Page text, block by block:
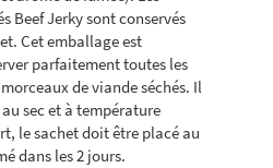
Beef Jerky sont conservés
Cet emballage est
parfaitement toutes les
de viande séchés. Il
sec et à température
le sachet doit être placé au
dans les 2 jours.